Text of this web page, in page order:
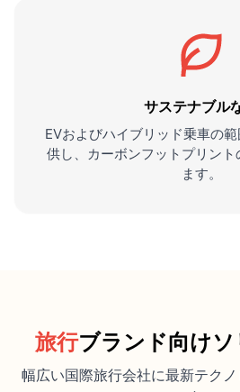
サステナブル
EVおよびハイブリッド乗車の
供し、カーボンフットプリント
ます。
旅行ブランド向け
幅広い国際旅行会社に最新テク